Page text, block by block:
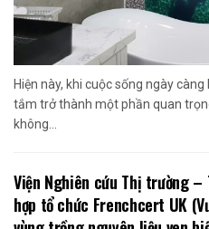
Hiện này, khi cuộc sống ngày
tắm trở thành một phần quan
không...
Viện Nghiên cứu Thị trường –
hợp tổ chức Frenchcert UK